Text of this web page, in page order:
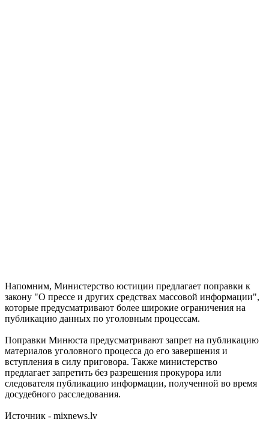
Напомним, Министерство юстиции предлагает поправки к
закону "О прессе и других средствах массовой информации",
которые предусматривают более широкие ограничения на
публикацию данных по уголовным процессам.
Поправки Минюста предусматривают запрет на публикацию
материалов уголовного процесса до его завершения и
вступления в силу приговора. Также министерство
предлагает запретить без разрешения прокурора или
следователя публикацию информации, полученной во время
досудебного расследования.
Источник - mixnews.lv